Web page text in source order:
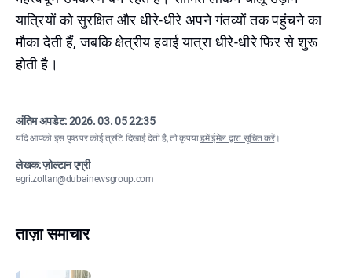
यात्रियों को सुरक्षित और धीरे-धीरे अपने गंतव्यों तक पहुंचने का
मौका देती हैं, जबकि क्षेत्रीय हवाई यात्रा धीरे-धीरे फिर से शुरू
होती है।
अंतिम अपडेट:2026. 03. 05 22:35
यदि आपको इस पृष्ठ पर कोई त्रुटि दिखाई देती है, तो कृपयाहमें ईमेल द्वारा सूचित करें।
लेखक: ज़ोल्टान एग्री
egri.zoltan@dubainewsgroup.com
ताज़ा समाचार